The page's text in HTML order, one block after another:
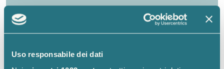
Uso responsabile dei dati